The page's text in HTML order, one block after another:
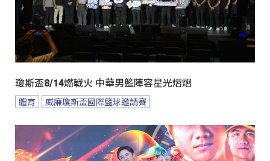
瓊斯盃8/14燃戰火 中華男籃陣容星光熠熠
體育 威廉瓊斯盃國際籃球邀請賽